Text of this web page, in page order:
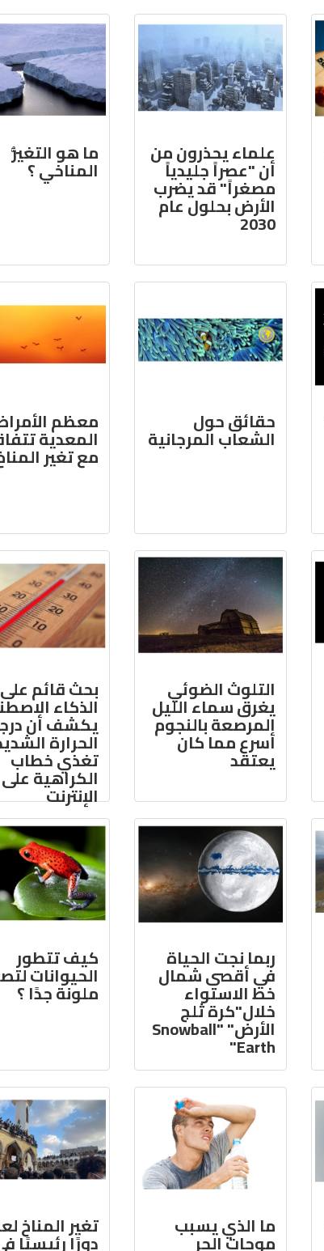
علماء يحذرون من
أن "عصراً جليدياً
مصغراً" قد يضرب
الأرض بحلول عام
2030
ما هو التغيُّر
المناخي ؟
حقائق حول
الشعاب المرجانية
معظم
المعدية
مع تغير
التلوث الضوئي
يغرق سماء الليل
المرصعة بالنجوم
أسرع مما كان
يعتقد
بحث قائم على
الذكاء
يكشف أن
الحرارة
تغذي خطاب
الكراهية على
الإنترنت
ربما نجت الحياة
في أقصى شمال
خط الاستواء
خلال"كرة ثلج
الأرض" "Snowball
Earth"
كيف تتطور
الحيوانات
ملونة جدًا ؟
ما الذي يسبب
موجات الحر
تغير المناخ
دورًا رئيسيًا